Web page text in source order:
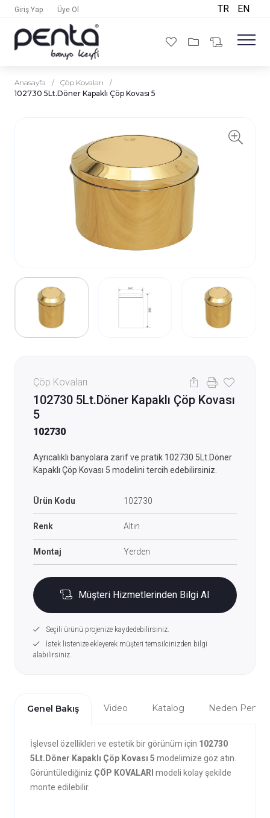
Giriş Yap Üye Ol TR EN
Anasayfa / Çöp Kovaları
/
102730 5Lt.Döner Kapaklı Çöp Kovası 5
Çöp Kovaları
102730 5Lt.Döner Kapaklı Çöp Kovası
5
102730
Ayrıcalıklı banyolara zarif ve pratik 102730 5Lt.Döner
Kapaklı Çöp Kovası 5 modelini tercih edebilirsiniz.
Ürün Kodu 102730
Renk Altın
Montaj Yerden
Müşteri Hizmetlerinden Bilgi Al
Seçili ürünü projenize kaydedebilirsiniz.
İstek listenize ekleyerek müşteri temsilcinizden bilgi
alabilirsiniz.
Genel Bakış Video Katalog Neden Penta?
İşlevsel özellikleri ve estetik bir görünüm için 102730
5Lt.Döner Kapaklı Çöp Kovası 5 modelimize göz atın.
Görüntülediğiniz ÇÖP KOVALARI modeli kolay şekilde
monte edilebilir.